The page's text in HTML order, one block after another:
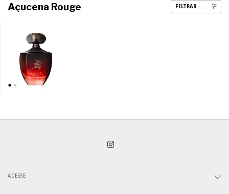
Açucena Rouge FILTRAR
ACESSE